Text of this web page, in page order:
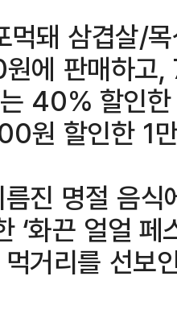
먹돼 삼겹살/
에 판매하고,
40% 할인
원 할인한 1
진 명절 음
‘화끈 얼얼 페
거리를 선보